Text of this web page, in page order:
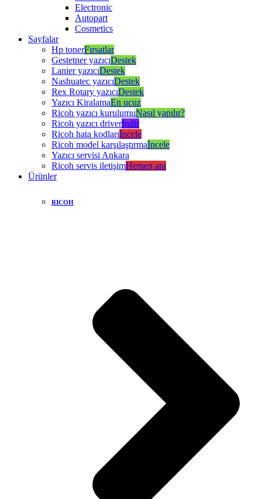
Electronic
Autopart
Cosmetics
Sayfalar
Hp tonerFırsatlar
Gestetner yazıcıDestek
Lanier yazıcıDestek
Nashuatec yazıcıDestek
Rex Rotary yazıcıDestek
Yazıcı KiralamaEn ucuz
Ricoh yazıcı kurulumuNasıl yapılır?
Ricoh yazıcı driverİndir
Ricoh hata kodlarıİncele
Ricoh model karşılaştırmaİncele
Yazıcı servisi Ankara
Ricoh servis iletişimHemen ara
Ürünler
RICOH